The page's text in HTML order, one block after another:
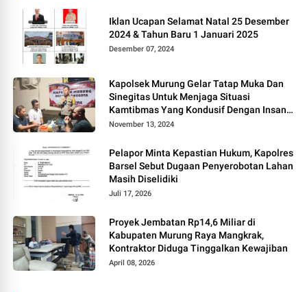
Iklan Ucapan Selamat Natal 25 Desember
2024 & Tahun Baru 1 Januari 2025
Desember 07, 2024
Kapolsek Murung Gelar Tatap Muka Dan
Sinegitas Untuk Menjaga Situasi
Kamtibmas Yang Kondusif Dengan Insan
Pers
November 13, 2024
Pelapor Minta Kepastian Hukum, Kapolres
Barsel Sebut Dugaan Penyerobotan Lahan
Masih Diselidiki
Juli 17, 2026
Proyek Jembatan Rp14,6 Miliar di
Kabupaten Murung Raya Mangkrak,
Kontraktor Diduga Tinggalkan Kewajiban
April 08, 2026